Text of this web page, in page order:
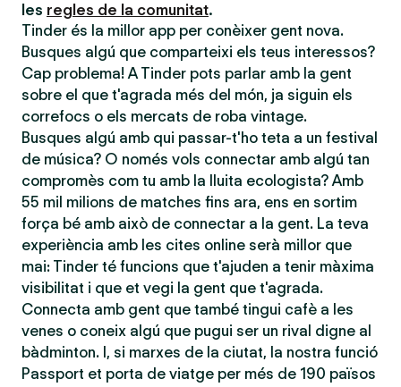
les regles de la comunitat.
Tinder és la millor app per conèixer gent nova.
Busques algú que comparteixi els teus interessos?
Cap problema! A Tinder pots parlar amb la gent
sobre el que t'agrada més del món, ja siguin els
correfocs o els mercats de roba vintage.
Busques algú amb qui passar-t'ho teta a un festival
de música? O només vols connectar amb algú tan
compromès com tu amb la lluita ecologista? Amb
55 mil milions de matches fins ara, ens en sortim
força bé amb això de connectar a la gent. La teva
experiència amb les cites online serà millor que
mai: Tinder té funcions que t'ajuden a tenir màxima
visibilitat i que et vegi la gent que t'agrada.
Connecta amb gent que també tingui cafè a les
venes o coneix algú que pugui ser un rival digne al
bàdminton. I, si marxes de la ciutat, la nostra funció
Passport et porta de viatge per més de 190 països